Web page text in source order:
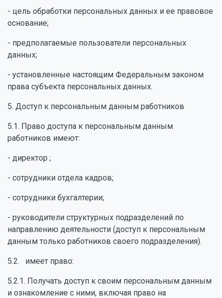
- цель обработки персональных данных и ее правовое
основание;
- предполагаемые пользователи персональных
данных;
- установленные настоящим Федеральным законом
права субъекта персональных данных.
5. Доступ к персональным данным работников
5.1. Право доступа к персональным данным
работников имеют:
- директор ;
- сотрудники отдела кадров;
- сотрудники бухгалтерии;
- руководители структурных подразделений по
направлению деятельности (доступ к персональным
данным только работников своего подразделения).
5.2. имеет право:
5.2.1. Получать доступ к своим персональным данным
и ознакомление с ними, включая право на